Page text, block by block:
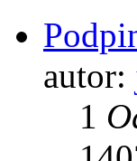
autor:
1